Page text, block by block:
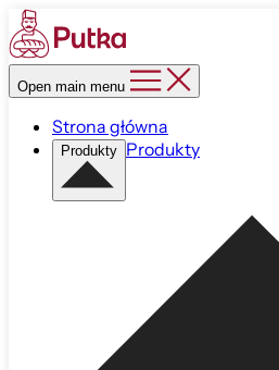
Open main menu
Strona główna
Produkty Produkty